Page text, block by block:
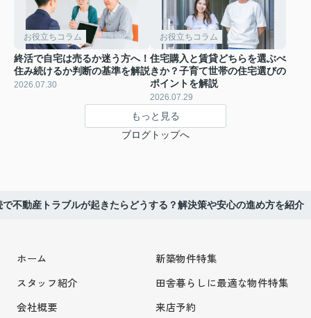
お役立ちコラム
終活で自宅は売るか迷う方へ！
住み続けるか判断の基準を解説
2026.07.30
お役立ちコラム
住宅購入と賃貸どちらを選ぶべ
きか？子育て世帯の住宅選びの
ポイントを解説
2026.07.29
もっと見る
ブログトップへ
で不動産トラブルが起きたらどうする？解決策や安心の進め方を紹介
ホーム
スタッフ紹介
会社概要
新築物件特集
田舎暮らしに最適な物件特集
来店予約